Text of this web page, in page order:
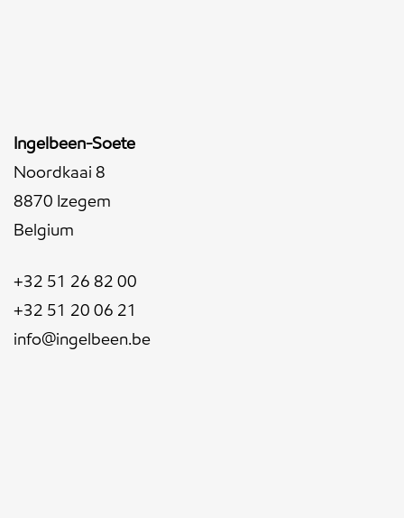
Ingelbeen-Soete
Noordkaai 8
8870 Izegem
Belgium
+32 51 26 82 00
+32 51 20 06 21
info@ingelbeen.be